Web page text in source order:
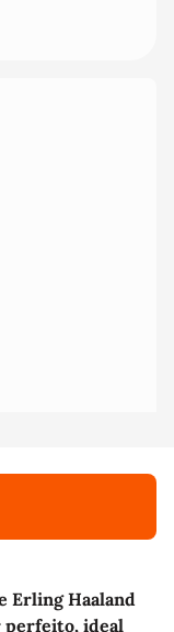
Erling Haaland
perfeito, ideal